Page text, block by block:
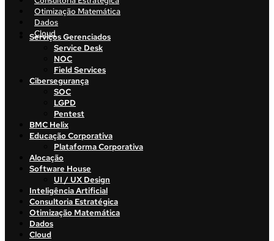
Otimização Matemática
Dados
Cloud
Serviços Gerenciados
Service Desk
NOC
Field Services
Cibersegurança
SOC
LGPD
Pentest
BMC Helix
Educação Corporativa
Plataforma Corporativa
Alocação
Software House
UI / UX Design
Inteligência Artificial
Consultoria Estratégica
Otimização Matemática
Dados
Cloud